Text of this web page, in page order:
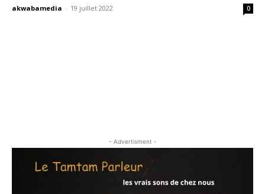
akwabamedia - 19 juillet 2022 0
- Advertisment -